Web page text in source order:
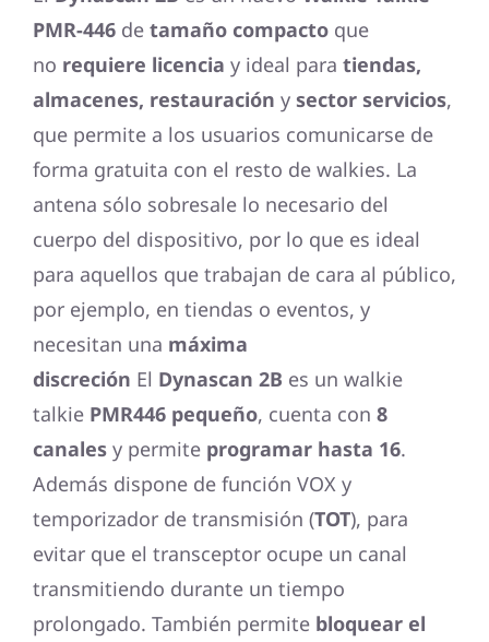
PMR-446de tamaño compacto que
no requiere licencia y ideal para tiendas,
almacenes, restauración y sector servicios,
que permite a los usuarios comunicarse de
forma gratuita con el resto de walkies. La
antena sólo sobresale lo necesario del
cuerpo del dispositivo, por lo que es ideal
para aquellos que trabajan de cara al público,
por ejemplo, en tiendas o eventos, y
necesitan una máxima
discreción El Dynascan 2B es un walkie
talkie PMR446 pequeño, cuenta con 8
canalesy permite programar hasta 16.
Además dispone de función VOX y
temporizador de transmisión (TOT), para
evitar que el transceptor ocupe un canal
transmitiendo durante un tiempo
prolongado. También permite bloquear el